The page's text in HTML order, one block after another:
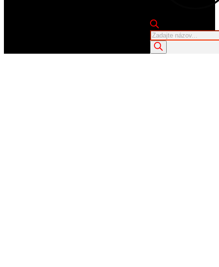
Products
search